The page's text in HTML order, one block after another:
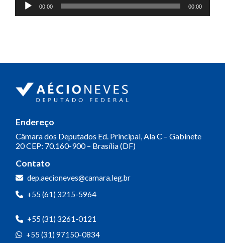
Tocador
de
00:00 00:00
Endereço
Câmara dos Deputados Ed. Principal, Ala C – Gabinete
20CEP: 70.160-900 – Brasília (DF)
Contato
dep.aecioneves@camara.leg.br
+55 (61) 3215-5964
+55 (31) 3261-0121
+55 (31) 97150-0834